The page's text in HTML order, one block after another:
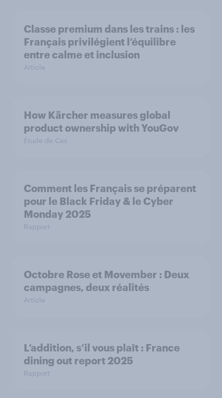
Classe premium dans les trains : les
Français privilégient l’équilibre
entre calme et inclusion
Article
How Kärcher measures global
product ownership with YouGov
Étude de Cas
Comment les Français se préparent
pour le Black Friday & le Cyber
Monday 2025
Rapport
Octobre Rose et Movember : Deux
campagnes, deux réalités
Article
L’addition, s’il vous plaît : France
dining out report 2025​
Rapport